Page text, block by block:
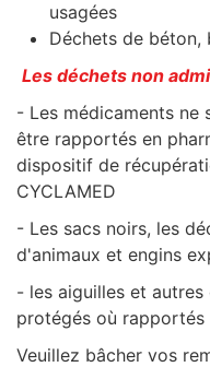
usagées
Déchets de béton,
Les déchets non
- Les médicaments ne
être rapportés en
dispositif de
CYCLAMED
- Les sacs noirs, les
d'animaux et engins
- les aiguilles et
protégés où rapportés
Veuillez bâcher vos